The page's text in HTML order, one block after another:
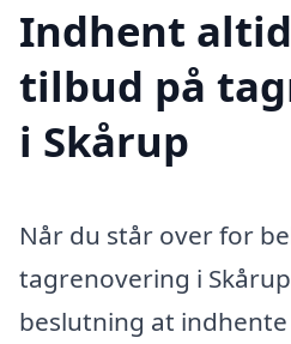
Indhent
tilbud på
i Skårup
Når du står over for
tagrenovering i
beslutning at